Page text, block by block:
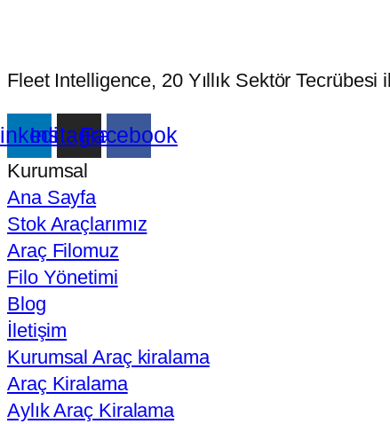
Fleet Intelligence, 20 Yıllık Sektör
InstagramFacebook
Kurumsal
Ana Sayfa
Stok Araçlarımız
Araç Filomuz
Filo Yönetimi
Blog
İletişim
Kurumsal Araç kiralama
Araç Kiralama
Aylık Araç Kiralama